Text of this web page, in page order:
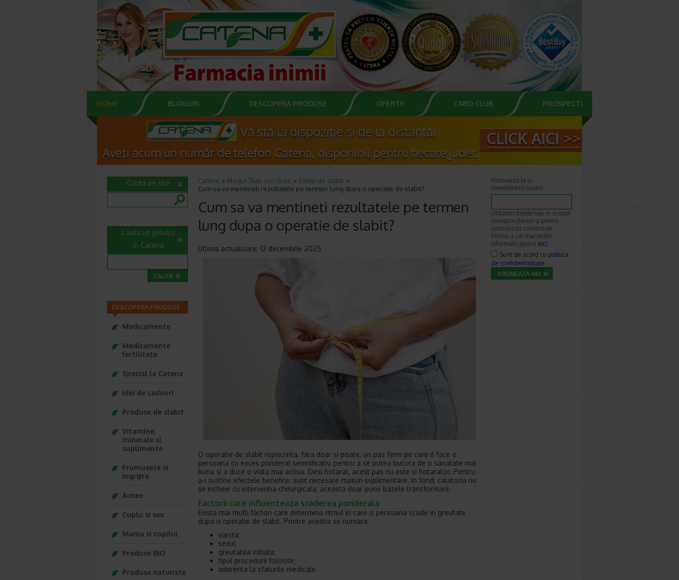
HOME BLOGURI DESCOPERA PRODUSE OFERTE CARD CLUB PROSPECTE
Catena Blogul Slab sau Gras
Diete de slabit
Cum sa va mentineti rezultatele pe termen lung dupa o operatie de slabit?
Cum sa va mentineti rezultatele pe termen
lung dupa o operatie de slabit?
Ultima actualizare: 12 decembrie 2025
O operatie de slabit reprezinta, fara doar si poate, un pas ferm pe care il face o
persoana cu exces ponderal semnificativ, pentru a se putea bucura de o sanatate mai
buna si a duce o viata mai activa. Desi hotarat, acest pas nu este si hotarator. Pentru
a-i sustine efectele benefice, sunt necesare masuri suplimentare. In fond, calatoria nu
se incheie cu interventia chirurgicala; aceasta doar pune bazele transformarii.
Factorii care influenteaza scaderea ponderala
Exista mai multi factori care determina ritmul in care o persoana scade in greutate
dupa o operatie de slabit. Printre acestia se numara:
varsta;
sexul;
greutatea initiala;
tipul procedurii folosite;
aderenta la sfaturile medicale.
Cauta pe site
Cauta un produs
in Catena
DESCOPERA PRODUSE
Medicamente
Medicamente
fertilitate
Special la Catena
Idei de cadouri
Produse de slabit
Vitamine,
minerale si
suplimente
Frumusete si
ingrijire
Acnee
Cuplu si sex
Mama si copilul
Produse BIO
Produse naturiste
Aboneaza-te la
newsletterul nostru
Utilizam datele tale in scopul
corespondentei si pentru
comunicari comerciale.
Pentru a citi mai multe
informatii apasa aici.
Sunt de acord cu politica
de confidentialitate